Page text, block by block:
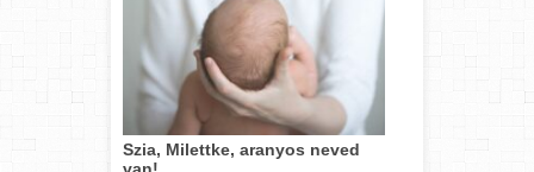
Szia, Milettke, aranyos neved
van!